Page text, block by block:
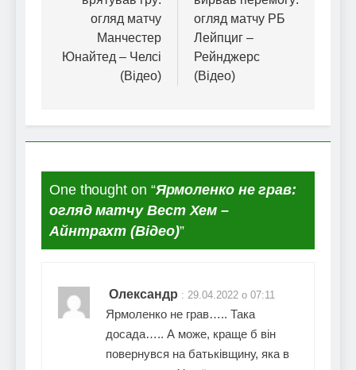
огляд матчу
Манчестер
Юнайтед – Челсі
(Відео)
огляд матчу РБ
Лейпциг –
Рейнджерс
(Відео)
One thought on “Ярмоленко не грав:
огляд матчу Вест Хем –
Айнтрахт (Відео)”
Олександр : 29.04.2022 о 07:11
Ярмоленко не грав….. Така
досада….. А може, краще б він
повернувся на батьківщину, яка в